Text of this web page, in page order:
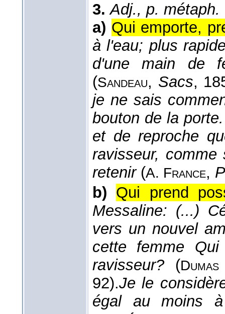
3. Adj., p. métaph.
a) Qui emporte,
à l'eau; plus
d'une main de
(Sandeau, Sacs,
je ne sais
bouton de la
et de reproche
ravisseur,
retenir(A. France,
b) Qui prend
Messaline: (...)
vers un nouvel
cette femme
ravisseur?(Dumas
92).Je le
égal au moins